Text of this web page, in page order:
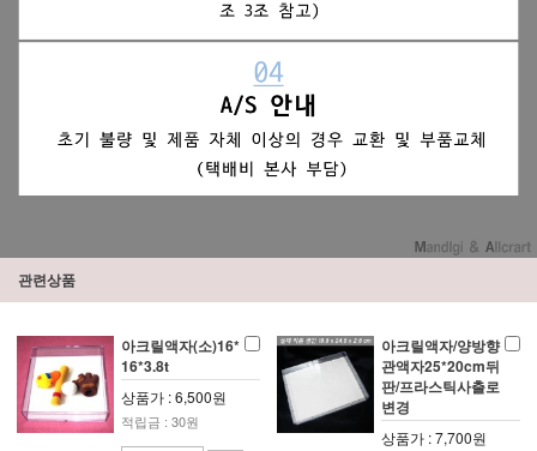
관련상품
아크릴액자(소)16*
16*3.8t
상품가 : 6,500원
적립금 : 30원
아크릴액자/양방향
관액자25*20cm뒤
판/프라스틱사출로
변경
상품가 : 7,700원